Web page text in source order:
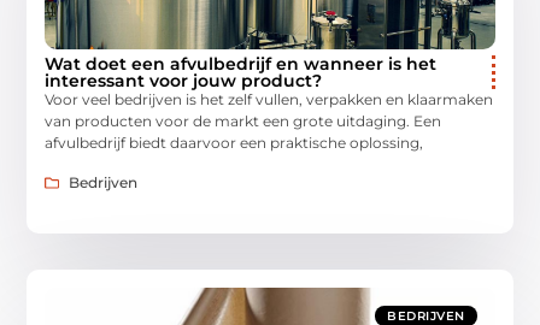
Wat doet een afvulbedrijf en wanneer is het
interessant voor jouw product?
Voor veel bedrijven is het zelf vullen, verpakken en klaarmaken
van producten voor de markt een grote uitdaging. Een
afvulbedrijf biedt daarvoor een praktische oplossing,
Bedrijven
BEDRIJVEN